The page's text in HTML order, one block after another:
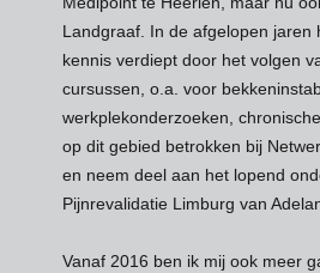
Landgraaf. In de afgelopen jaren
kennis verdiept door het volgen
cursussen, o.a. voor
werkplekonderzoeken,
op dit gebied betrokken bij
en neem deel aan het lopend
Pijnrevalidatie Limburg van
Vanaf 2016 ben ik mij ook meer